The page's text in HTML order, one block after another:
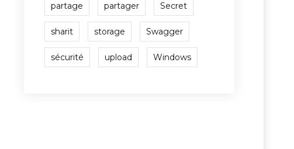
partage partager Secret
sharit storage Swagger
sécurité upload Windows